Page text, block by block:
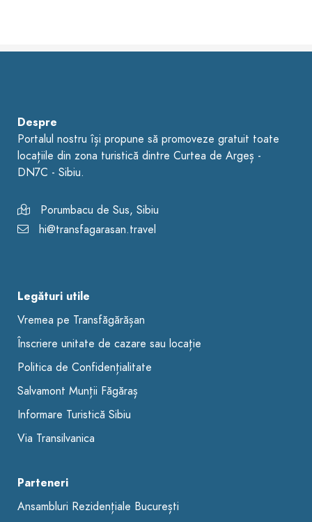
Despre
Portalul nostru își propune să promoveze gratuit toate
locațiile din zona turistică dintre Curtea de Argeș -
DN7C - Sibiu.
Porumbacu de Sus, Sibiu
hi@transfagarasan.travel
Legături utile
Vremea pe Transfăgărășan
Înscriere unitate de cazare sau locație
Politica de Confidențialitate
Salvamont Munții Făgăraș
Informare Turistică Sibiu
Via Transilvanica
Parteneri
Ansambluri Rezidențiale București